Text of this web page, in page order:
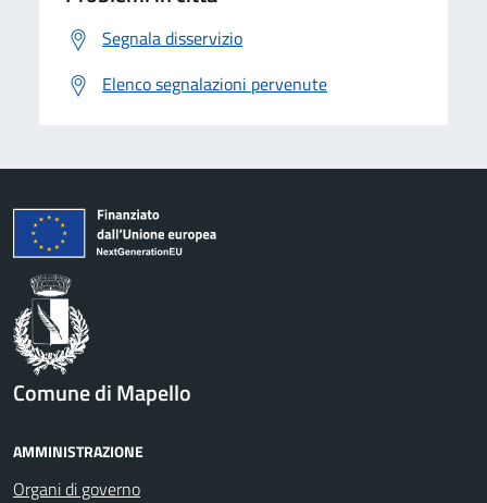
Segnala disservizio
Elenco segnalazioni pervenute
Comune di Mapello
AMMINISTRAZIONE
Organi di governo